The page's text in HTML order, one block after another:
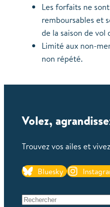
Les forfaits ne
remboursables et
de la saison de vol
Limité aux non-
non répété.
Volez,
Trouvez vos ailes et
Bluesky
S